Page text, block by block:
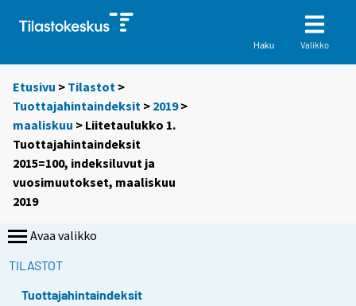
Haku Valikko
Etusivu > Tilastot >
Tuottajahintaindeksit > 2019>
maaliskuu > Liitetaulukko 1.
Tuottajahintaindeksit
2015=100, indeksiluvut ja
vuosimuutokset, maaliskuu
2019
Avaa valikko
TILASTOT
Tuottajahintaindeksit